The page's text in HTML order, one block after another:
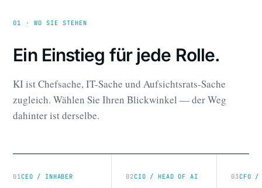
01 · WO SIE STEHEN
Ein Einstieg für jede Rolle.
KI ist Chefsache, IT-Sache und Aufsichtsrats-Sache
zugleich. Wählen Sie Ihren Blickwinkel — der Weg
dahinter ist derselbe.
01CEO / INHABER 02CIO / HEAD OF AI 03CFO /